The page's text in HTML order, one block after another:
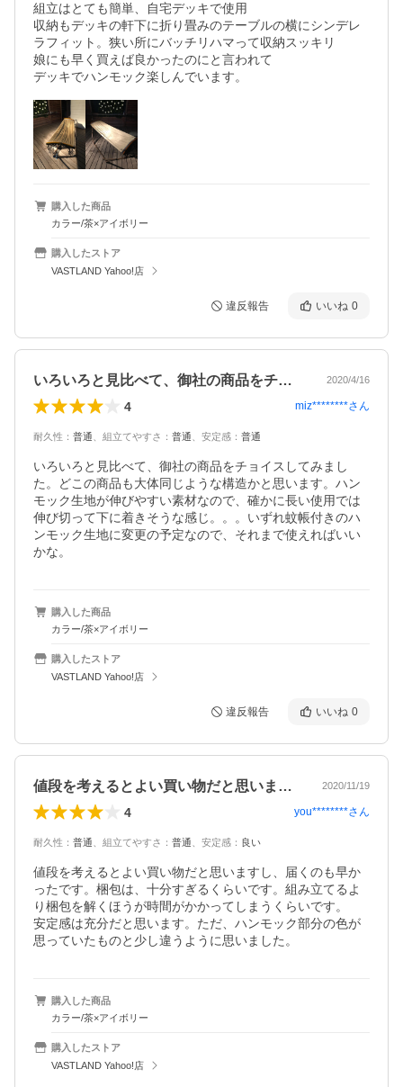
組立はとても簡単、自宅デッキで使用
収納もデッキの軒下に折り畳みのテーブルの横にシンデレ
ラフィット。狭い所にバッチリハマって収納スッキリ
娘にも早く買えば良かったのにと言われて
デッキでハンモック楽しんでいます。
購入した商品
カラー/茶×アイボリー
購入したストア
VASTLAND Yahoo!店
違反報告 いいね 0
いろいろと見比べて、御社の商品をチョイ… 2020/4/16
4 miz********さん
耐久性 ： 普通 組立てやすさ ： 普通 安定感 ： 普通
いろいろと見比べて、御社の商品をチョイスしてみまし
た。どこの商品も大体同じような構造かと思います。ハン
モック生地が伸びやすい素材なので、確かに長い使用では
伸び切って下に着きそうな感じ。。。いずれ蚊帳付きのハ
ンモック生地に変更の予定なので、それまで使えればいい
かな。
購入した商品
カラー/茶×アイボリー
購入したストア
VASTLAND Yahoo!店
違反報告 いいね 0
値段を考えるとよい買い物だと思いますし… 2020/11/19
4 you********さん
耐久性 ： 普通 組立てやすさ ： 普通 安定感 ： 良い
値段を考えるとよい買い物だと思いますし、届くのも早か
ったです。梱包は、十分すぎるくらいです。組み立てるよ
り梱包を解くほうが時間がかかってしまうくらいです。
安定感は充分だと思います。ただ、ハンモック部分の色が
思っていたものと少し違うように思いました。
購入した商品
カラー/茶×アイボリー
購入したストア
VASTLAND Yahoo!店